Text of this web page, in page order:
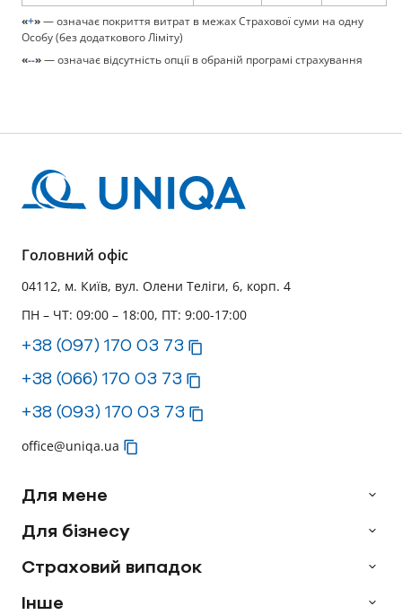
«+»— означає покриття витрат в межах Страхової суми на одну
Особу (без додаткового Ліміту)
«--»— означає відсутність опції в обраній програмі страхування
Головний офіс
04112, м. Київ, вул. Олени Теліги, 6, корп. 4
ПН – ЧТ: 09:00 – 18:00, ПТ: 9:00-17:00
+38 (097) 170 03 73
+38 (066) 170 03 73
+38 (093) 170 03 73
office@uniqa.ua
Для мене
Для бізнесу
Страховий випадок
Інше